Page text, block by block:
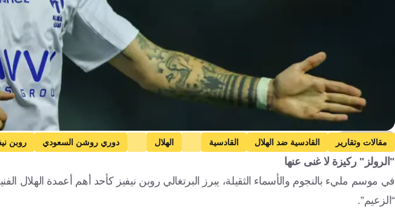
Getty Images
مقالات وتقارير القادسية ضد الهلال القادسية الهلال دوري روشن السعودي روبن
"الرولز" ركيزة لا غنى عنها
في موسم مليء بالنجوم والأسماء الثقيلة، يبرز البرتغالي روبن نيفيز كأحد أهم أعمدة الهلال
“الزعيم”.